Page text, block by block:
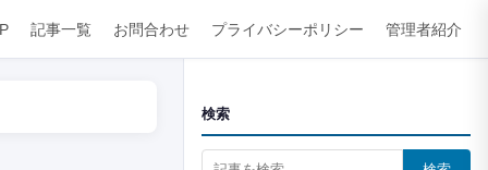
記事一覧 お問合わせ プライバシーポリシー 管理者紹介
検索